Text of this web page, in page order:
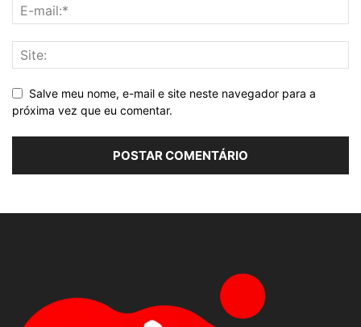
Salve meu nome, e-mail e site neste navegador para a
próxima vez que eu comentar.